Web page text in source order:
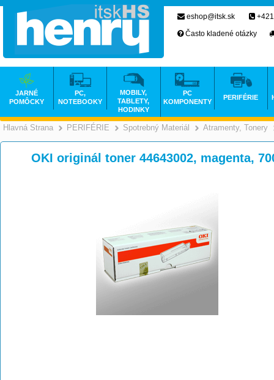
Hlavná Strana >
PERIFÉRIE >
Spotrebný Materiál >
Atramenty, Tonery
OKI originál toner 44643002, magenta,
eshop@itsk.sk
Často kladené otázky
JARNÉ
POMÔCKY
PC,
NOTEBOOKY
MOBILY,
TABLETY,
HODINKY
PC
KOMPONENTY
PERIFÉRIE